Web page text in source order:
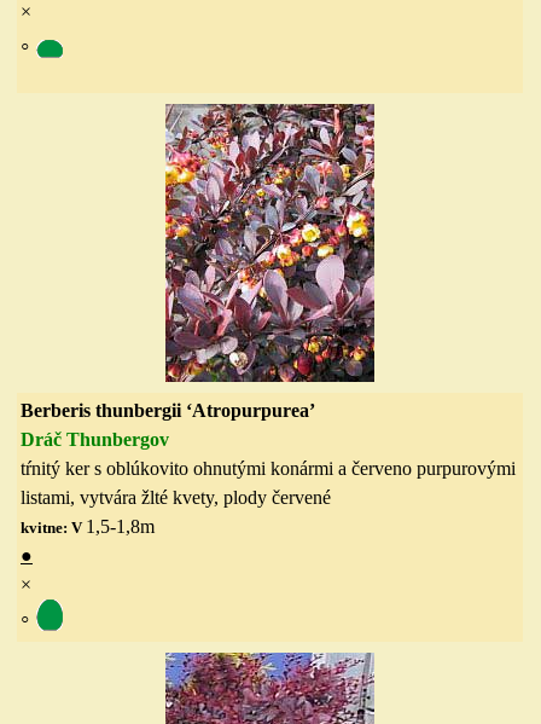
×
◦
Berberis thunbergii ‘Atropurpurea’
Dráč Thunbergov
tŕnitý ker s oblúkovito ohnutými konármi a červeno purpurovými
listami, vytvára žlté kvety, plody červené
kvitne: V 1,5-1,8m
●
×
◦